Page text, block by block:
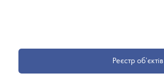
Реєстр об’єктів